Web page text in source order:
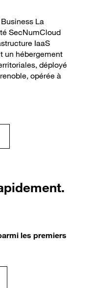
La
SecNumCloud
IaaS
un hébergement
déployé
opérée à
les premiers